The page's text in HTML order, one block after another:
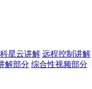
科星云讲解 远程控制讲解
解部分 综合性视频部分